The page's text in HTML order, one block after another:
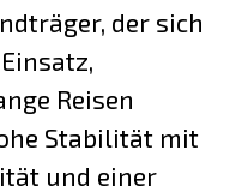
der sich
Reisen
Stabilität mit
und einer